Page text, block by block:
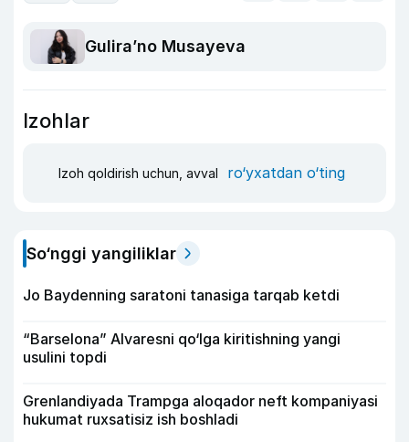
Guliraʼno Musayeva
Izohlar
Izoh qoldirish uchun, avval ro‘yxatdan o‘ting
So‘nggi yangiliklar
Jo Baydenning saratoni tanasiga tarqab ketdi
“Barselona” Alvaresni qo‘lga kiritishning yangi
usulini topdi
Grenlandiyada Trampga aloqador neft kompaniyasi
hukumat ruxsatisiz ish boshladi